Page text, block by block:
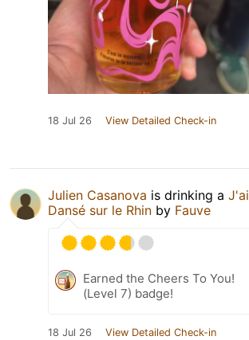
18 Jul 26 View Detailed Check-in
Julien Casanova is drinking a J'ai
Dansé sur le Rhin by Fauve
Earned the Cheers To You!
(Level 7) badge!
18 Jul 26 View Detailed Check-in